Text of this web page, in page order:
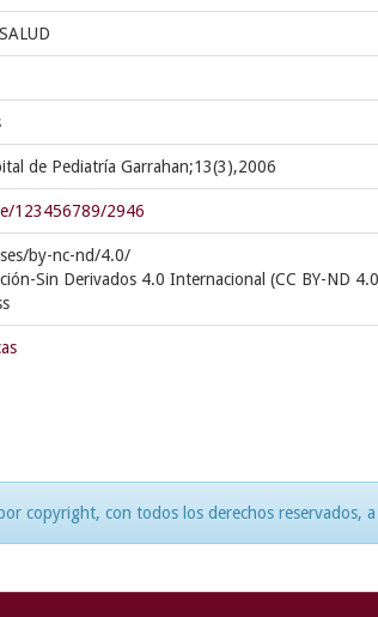
de Pediatría Garrahan;13(3),2006
123456789/2946
by-nc-nd/4.0/
Sin Derivados 4.0 Internacional (CC BY-ND
copyright, con todos los derechos reservados,